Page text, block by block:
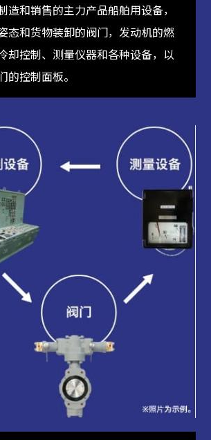
造和销售的主力产品船舶用设备，
态和货物装卸的阀门，发动机的燃
却控制、测量仪器和各种设备，以
的控制面板。